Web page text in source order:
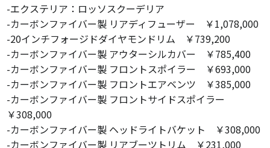
-エクステリア：ロッソスクーデリア
-カーボンファイバー製 リアディフューザー ￥1,078,000
-20インチフォージドダイヤモンドリム ￥739,200
-カーボンファイバー製 アウターシルカバー ￥785,400
-カーボンファイバー製 フロントスポイラー ￥693,000
-カーボンファイバー製 フロントエアベンツ ￥385,000
-カーボンファイバー製 フロントサイドスポイラー
￥308,000
-カーボンファイバー製 ヘッドライトバケット ￥308,000
-カーボンファイバー製 リアブーツトリム ￥231,000